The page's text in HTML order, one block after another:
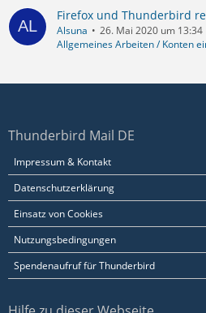
Firefox und Thunderbird
Alsuna
26. Mai 2020 um 13:34
Allgemeines Arbeiten / Konten
Thunderbird Mail DE
Impressum & Kontakt
Datenschutzerklärung
Einsatz von Cookies
Nutzungsbedingungen
Spendenaufruf für Thunderbird